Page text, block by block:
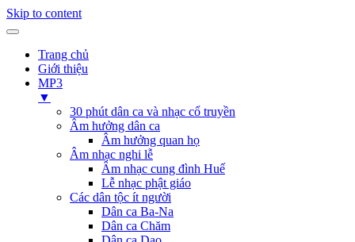
Skip to content
Trang chủ
Giới thiệu
MP3
▼
30 phút dân ca và nhạc cổ truyền
Âm hưởng dân ca
Âm hưởng quan họ
Âm nhạc nghi lễ
Âm nhạc cung đình Huế
Lễ nhạc phật giáo
Các dân tộc ít người
Dân ca Ba-Na
Dân ca Chăm